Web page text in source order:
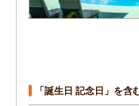
「誕生日 記念日」を含